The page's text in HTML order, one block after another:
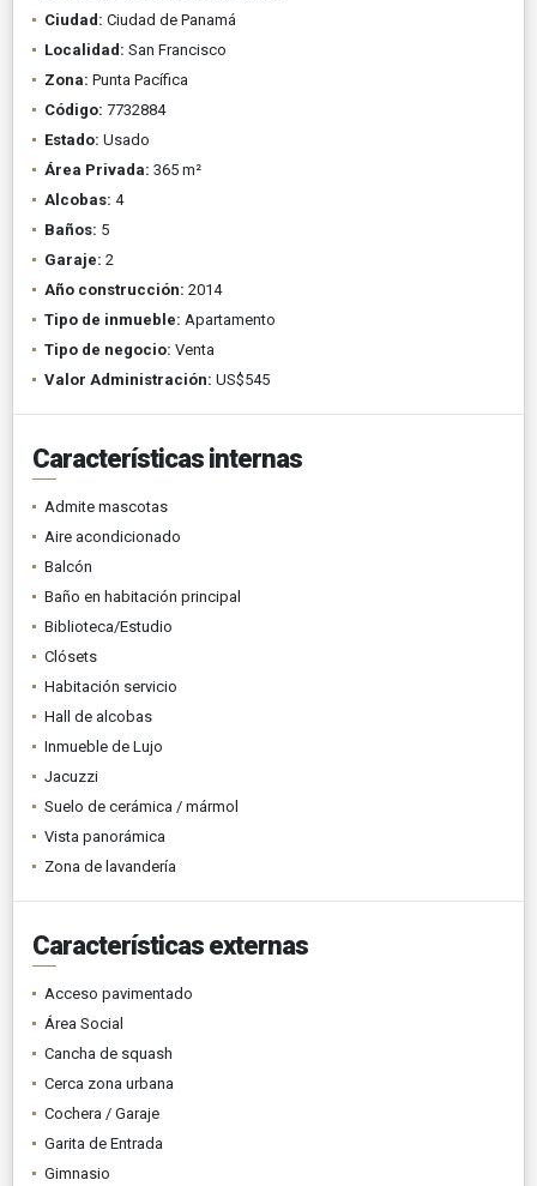
Ciudad: Ciudad de Panamá
Localidad: San Francisco
Zona: Punta Pacífica
Código: 7732884
Estado: Usado
Área Privada: 365 m²
Alcobas: 4
Baños: 5
Garaje: 2
Año construcción: 2014
Tipo de inmueble: Apartamento
Tipo de negocio: Venta
Valor Administración: US$545
Características internas
Admite mascotas
Aire acondicionado
Balcón
Baño en habitación principal
Biblioteca/Estudio
Clósets
Habitación servicio
Hall de alcobas
Inmueble de Lujo
Jacuzzi
Suelo de cerámica / mármol
Vista panorámica
Zona de lavandería
Características externas
Acceso pavimentado
Área Social
Cancha de squash
Cerca zona urbana
Cochera / Garaje
Garita de Entrada
Gimnasio